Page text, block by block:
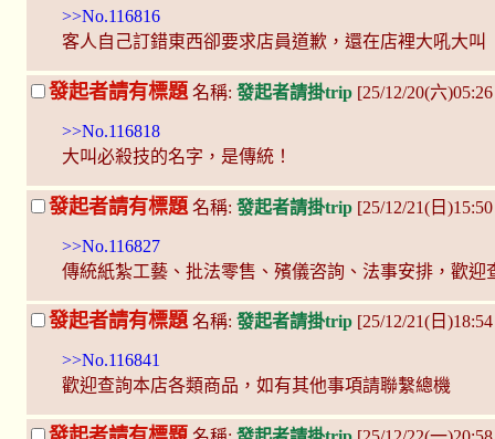
>>No.116816
客人自己訂錯東西卻要求店員道歉，還在店裡大吼大叫
發起者請有標題 名稱: 發起者請掛trip [25/12/20(六
>>No.116818
大叫必殺技的名字，是傳統！
發起者請有標題 名稱: 發起者請掛trip [25/12/21(日
>>No.116827
傳統紙紮工藝、批法零售、殯儀咨詢、法事安排，歡迎
發起者請有標題 名稱: 發起者請掛trip [25/12/21(日
>>No.116841
歡迎查詢本店各類商品，如有其他事項請聯繫總機